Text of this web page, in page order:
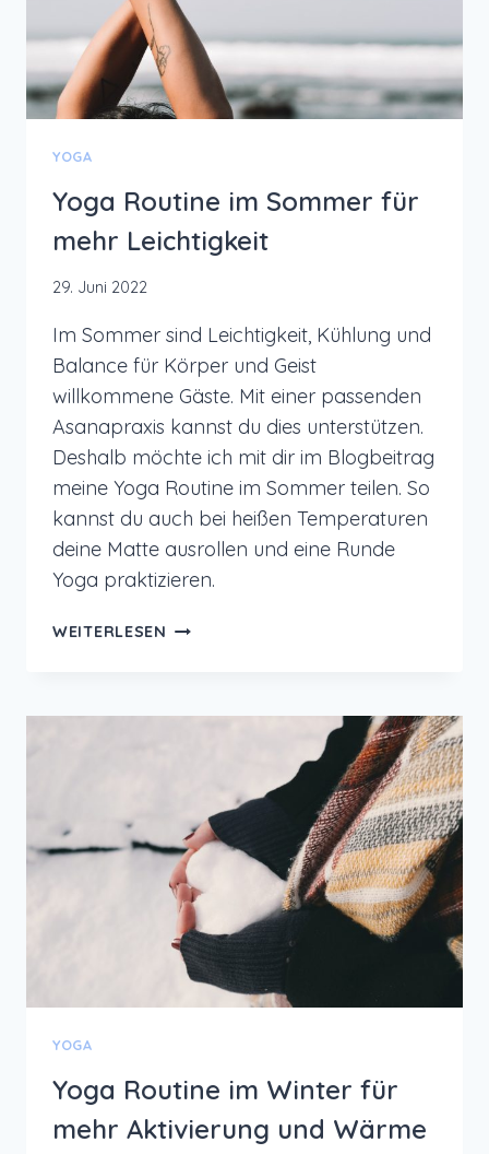
YOGA
Yoga Routine im Sommer für
mehr Leichtigkeit
29. Juni 2022
Im Sommer sind Leichtigkeit, Kühlung und
Balance für Körper und Geist
willkommene Gäste. Mit einer passenden
Asanapraxis kannst du dies unterstützen.
Deshalb möchte ich mit dir im Blogbeitrag
meine Yoga Routine im Sommer teilen. So
kannst du auch bei heißen Temperaturen
deine Matte ausrollen und eine Runde
Yoga praktizieren.
WEITERLESEN YOGA
YOGA
Yoga Routine im Winter für
mehr Aktivierung und Wärme